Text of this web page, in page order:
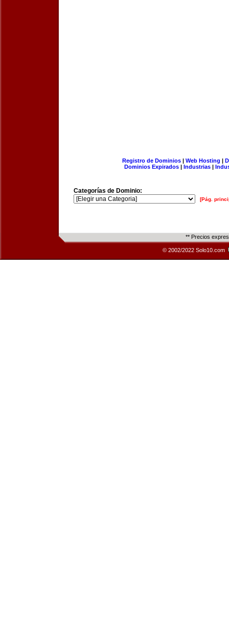
Registro de Dominios| Web Hosting |
Dominios Expirados | Industrias |
Categorías de Dominio:
[Pág.
** Precios
© 2002/2022 Solo10.com